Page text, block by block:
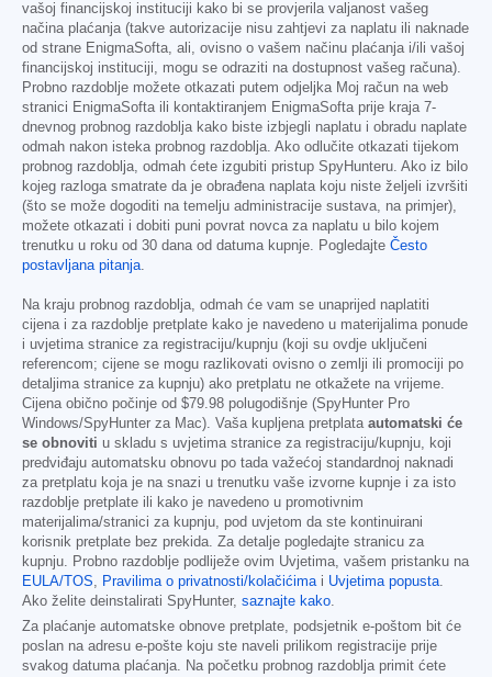
vašoj financijskoj instituciji kako bi se provjerila valjanost vašeg
načina plaćanja (takve autorizacije nisu zahtjevi za naplatu ili naknade
od strane EnigmaSofta, ali, ovisno o vašem načinu plaćanja i/ili vašoj
financijskoj instituciji, mogu se odraziti na dostupnost vašeg računa).
Probno razdoblje možete otkazati putem odjeljka Moj račun na web
stranici EnigmaSofta ili kontaktiranjem EnigmaSofta prije kraja 7-
dnevnog probnog razdoblja kako biste izbjegli naplatu i obradu naplate
odmah nakon isteka probnog razdoblja. Ako odlučite otkazati tijekom
probnog razdoblja, odmah ćete izgubiti pristup SpyHunteru. Ako iz bilo
kojeg razloga smatrate da je obrađena naplata koju niste željeli izvršiti
(što se može dogoditi na temelju administracije sustava, na primjer),
možete otkazati i dobiti puni povrat novca za naplatu u bilo kojem
trenutku u roku od 30 dana od datuma kupnje. Pogledajte Često
postavljana pitanja.
Na kraju probnog razdoblja, odmah će vam se unaprijed naplatiti
cijena i za razdoblje pretplate kako je navedeno u materijalima ponude
i uvjetima stranice za registraciju/kupnju (koji su ovdje uključeni
referencom; cijene se mogu razlikovati ovisno o zemlji ili promociji po
detaljima stranice za kupnju) ako pretplatu ne otkažete na vrijeme.
Cijena obično počinje od $79.98 polugodišnje (SpyHunter Pro
Windows/SpyHunter za Mac). Vaša kupljena pretplata automatski će
se obnoviti u skladu s uvjetima stranice za registraciju/kupnju, koji
predviđaju automatsku obnovu po tada važećoj standardnoj naknadi
za pretplatu koja je na snazi u trenutku vaše izvorne kupnje i za isto
razdoblje pretplate ili kako je navedeno u promotivnim
materijalima/stranici za kupnju, pod uvjetom da ste kontinuirani
korisnik pretplate bez prekida. Za detalje pogledajte stranicu za
kupnju. Probno razdoblje podliježe ovim Uvjetima, vašem pristanku na
EULA/TOS, Pravilima o privatnosti/kolačićimai Uvjetima popusta.
Ako želite deinstalirati SpyHunter, saznajte kako.
Za plaćanje automatske obnove pretplate, podsjetnik e-poštom bit će
poslan na adresu e-pošte koju ste naveli prilikom registracije prije
svakog datuma plaćanja. Na početku probnog razdoblja primit ćete